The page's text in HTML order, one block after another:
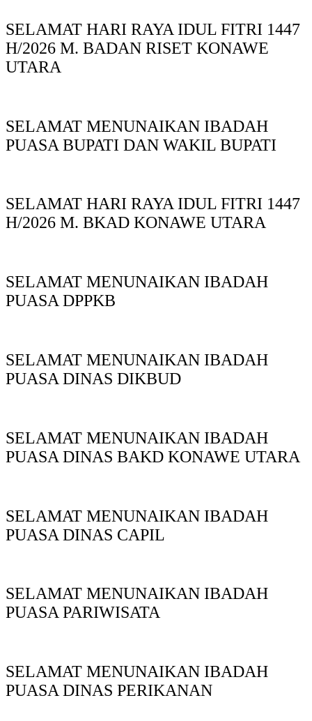
SELAMAT HARI RAYA IDUL FITRI 1447
H/2026 M. BADAN RISET KONAWE
UTARA
SELAMAT MENUNAIKAN IBADAH
PUASA BUPATI DAN WAKIL BUPATI
SELAMAT HARI RAYA IDUL FITRI 1447
H/2026 M. BKAD KONAWE UTARA
SELAMAT MENUNAIKAN IBADAH
PUASA DPPKB
SELAMAT MENUNAIKAN IBADAH
PUASA DINAS DIKBUD
SELAMAT MENUNAIKAN IBADAH
PUASA DINAS BAKD KONAWE UTARA
SELAMAT MENUNAIKAN IBADAH
PUASA DINAS CAPIL
SELAMAT MENUNAIKAN IBADAH
PUASA PARIWISATA
SELAMAT MENUNAIKAN IBADAH
PUASA DINAS PERIKANAN